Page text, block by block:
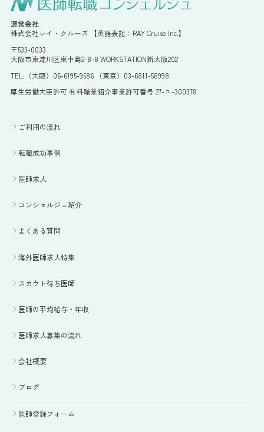
運営会社
株式会社レイ・クルーズ 【英語表記：RAY Cruise Inc.】
〒533-0033
大阪市東淀川区東中島2-8-8 WORKSTATION新大阪202
TEL:（大阪）06-6195-9586 （東京）03-6811-58998
厚生労働大臣許可 有料職業紹介事業許可番号 27-ユ-300378
ご利用の流れ
転職成功事例
医師求人
コンシェルジュ紹介
よくある質問
海外医師求人特集
スカウト待ち医師
医師の平均給与・年収
医師求人募集の流れ
会社概要
ブログ
医師登録フォーム